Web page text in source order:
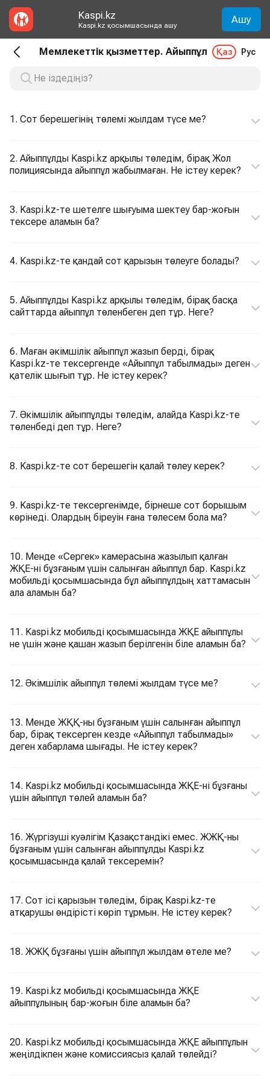
Kaspi.kz
Kaspi.kz қосымшасында ашу Ашу
Мемлекеттік қызметтер. Айыппұл Қаз Рус
1. Сот берешегінің төлемі жылдам түсе ме?
2. Айыппұлды Kaspi.kz арқылы төледім, бірақ Жол
полициясында айыппұл жабылмаған. Не істеу керек?
3. Kaspi.kz-те шетелге шығуыма шектеу бар-жоғын
тексере аламын ба?
4. Kaspi.kz-те қандай сот қарызын төлеуге болады?
5. Айыппұлды Kaspi.kz арқылы төледім, бірақ басқа
сайттарда айыппұл төленбеген деп тұр. Неге?
6. Маған әкімшілік айыппұл жазып берді, бірақ
Kaspi.kz-те тексергенде «Айыппұл табылмады» деген
қателік шығып тұр. Не істеу керек?
7. Әкімшілік айыппұлды төледім, алайда Kaspi.kz-те
төленбеді деп тұр. Неге?
8. Kaspi.kz-те сот берешегін қалай төлеу керек?
9. Kaspi.kz-те тексергенімде, бірнеше сот борышым
көрінеді. Олардың біреуін ғана төлесем бола ма?
10. Менде «Сергек» камерасына жазылып қалған
ЖҚЕ-ні бұзғаным үшін салынған айыппұл бар. Kaspi.kz
мобильді қосымшасында бұл айыппұлдың хаттамасын
ала аламын ба?
11. Kaspi.kz мобильді қосымшасында ЖҚЕ айыппұлы
не үшін және қашан жазып берілгенін біле аламын ба?
12. Әкімшілік айыппұл төлемі жылдам түсе ме?
13. Менде ЖҚҚ-ны бұзғаным үшін салынған айыппұл
бар, бірақ тексерген кезде «Айыппұл табылмады»
деген хабарлама шығады. Не істеу керек?
14. Kaspi.kz мобильді қосымшасында ЖҚЕ-ні бұзғаны
үшін айыппұл төлей аламын ба?
16. Жүргізуші куәлігім Қазақстандікі емес. ЖЖҚ-ны
бұзғаным үшін салынған айыппұлды Kaspi.kz
қосымшасында қалай тексеремін?
17. Сот ісі қарызын төледім, бірақ Kaspi.kz-те
атқарушы өндірісті көріп тұрмын. Не істеу керек?
18. ЖЖҚ бұзғаны үшін айыппұл жылдам өтеле ме?
19. Kaspi.kz мобильді қосымшасында ЖҚЕ
айыппұлының бар-жоғын біле аламын ба?
20. Kaspi.kz мобильді қосымшасында ЖҚЕ айыппұлын
жеңілдікпен және комиссиясыз қалай төлейді?